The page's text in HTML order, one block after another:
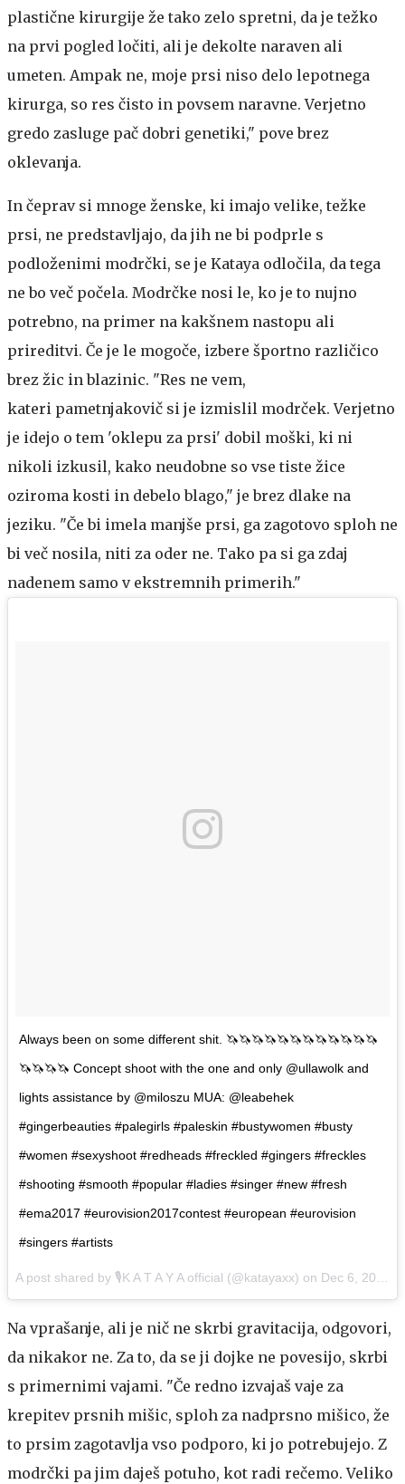
plastične kirurgije že tako zelo spretni, da je težko
na prvi pogled ločiti, ali je dekolte naraven ali
umeten. Ampak ne, moje prsi niso delo lepotnega
kirurga, so res čisto in povsem naravne. Verjetno
gredo zasluge pač dobri genetiki," pove brez
oklevanja.
In čeprav si mnoge ženske, ki imajo velike, težke
prsi, ne predstavljajo, da jih ne bi podprle s
podloženimi modrčki, se je Kataya odločila, da tega
ne bo več počela. Modrčke nosi le, ko je to nujno
potrebno, na primer na kakšnem nastopu ali
prireditvi. Če je le mogoče, izbere športno različico
brez žic in blazinic. "Res ne vem,
kateri pametnjakovič si je izmislil modrček. Verjetno
je idejo o tem 'oklepu za prsi' dobil moški, ki ni
nikoli izkusil, kako neudobne so vse tiste žice
oziroma kosti in debelo blago," je brez dlake na
jeziku. "Če bi imela manjše prsi, ga zagotovo sploh ne
bi več nosila, niti za oder ne. Tako pa si ga zdaj
nadenem samo v ekstremnih primerih."
Always been on some different shit. 🦄🦄🦄🦄🦄🦄🦄🦄🦄🦄🦄🦄
🦄🦄🦄🦄 Concept shoot with the one and only @ullawolk and
lights assistance by @miloszu MUA: @leabehek
#gingerbeauties #palegirls #paleskin #bustywomen #busty
#women #sexyshoot #redheads #freckled #gingers #freckles
#shooting #smooth #popular #ladies #singer #new #fresh
#ema2017 #eurovision2017contest #european #eurovision
#singers #artists
A post shared by 🎙K A T A Y A official (@katayaxx) on Dec 6, 2016 at 9:42am PST
Na vprašanje, ali je nič ne skrbi gravitacija, odgovori,
da nikakor ne. Za to, da se ji dojke ne povesijo, skrbi
s primernimi vajami. "Če redno izvajaš vaje za
krepitev prsnih mišic, sploh za nadprsno mišico, že
to prsim zagotavlja vso podporo, ki jo potrebujejo. Z
modrčki pa jim daješ potuho, kot radi rečemo. Veliko